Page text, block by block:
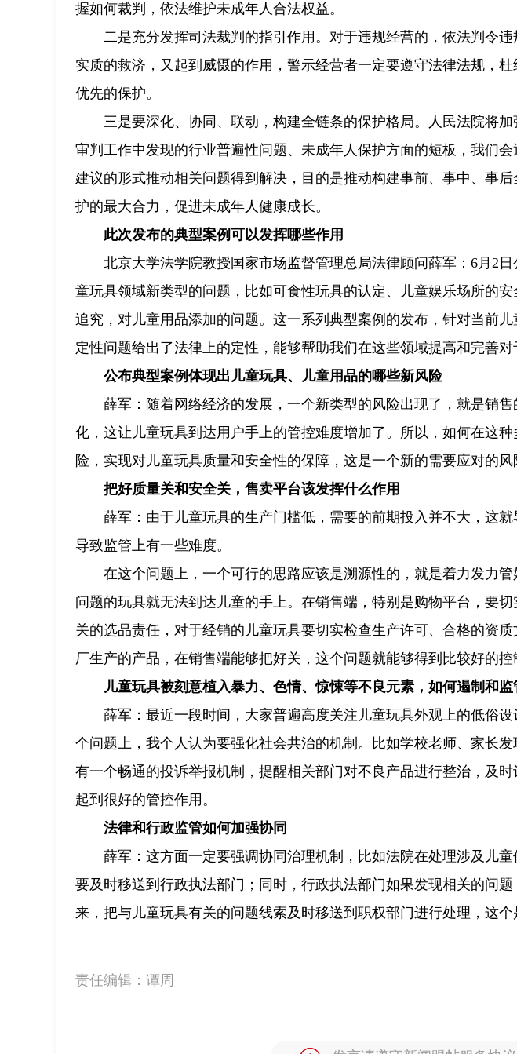
握如何裁判，依法维护未成年人合法权益。
二是充分发挥司法裁判的指引作用。对于违规经营的，依法判令
实质的救济，又起到威慑的作用，警示经营者一定要遵守法律法规，杜
优先的保护。
三是要深化、协同、联动，构建全链条的保护格局。人民法院将
审判工作中发现的行业普遍性问题、未成年人保护方面的短板，我们
建议的形式推动相关问题得到解决，目的是推动构建事前、事中、事
护的最大合力，促进未成年人健康成长。
此次发布的典型案例可以发挥哪些作用
北京大学法学院教授国家市场监督管理总局法律顾问薛军：6月2
童玩具领域新类型的问题，比如可食性玩具的认定、儿童娱乐场所的
追究，对儿童用品添加的问题。这一系列典型案例的发布，针对当前
定性问题给出了法律上的定性，能够帮助我们在这些领域提高和完善对
公布典型案例体现出儿童玩具、儿童用品的哪些新风险
薛军：随着网络经济的发展，一个新类型的风险出现了，就是销
化，这让儿童玩具到达用户手上的管控难度增加了。所以，如何在这
险，实现对儿童玩具质量和安全性的保障，这是一个新的需要应对的风
把好质量关和安全关，售卖平台该发挥什么作用
薛军：由于儿童玩具的生产门槛低，需要的前期投入并不大，这
导致监管上有一些难度。
在这个问题上，一个可行的思路应该是溯源性的，就是着力发力
问题的玩具就无法到达儿童的手上。在销售端，特别是购物平台，要
关的选品责任，对于经销的儿童玩具要切实检查生产许可、合格的资
厂生产的产品，在销售端能够把好关，这个问题就能够得到比较好的控
儿童玩具被刻意植入暴力、色情、惊悚等不良元素，如何遏制和监
薛军：最近一段时间，大家普遍高度关注儿童玩具外观上的低俗
个问题上，我个人认为要强化社会共治的机制。比如学校老师、家长
有一个畅通的投诉举报机制，提醒相关部门对不良产品进行整治，及
起到很好的管控作用。
法律和行政监管如何加强协同
薛军：这方面一定要强调协同治理机制，比如法院在处理涉及儿
要及时移送到行政执法部门；同时，行政执法部门如果发现相关的问
来，把与儿童玩具有关的问题线索及时移送到职权部门进行处理，这个
责任编辑： 谭周